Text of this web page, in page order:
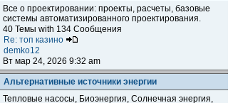
Все о проектировании: проекты, расчеты, базовые
системы автоматизированного проектирования.
40 Темы with 134 Сообщения
Re: топ казино
demko12
Вт мар 24, 2026 9:32 am
Альтернативные источники энергии
Тепловые насосы, Биоэнергия, Солнечная энергия,